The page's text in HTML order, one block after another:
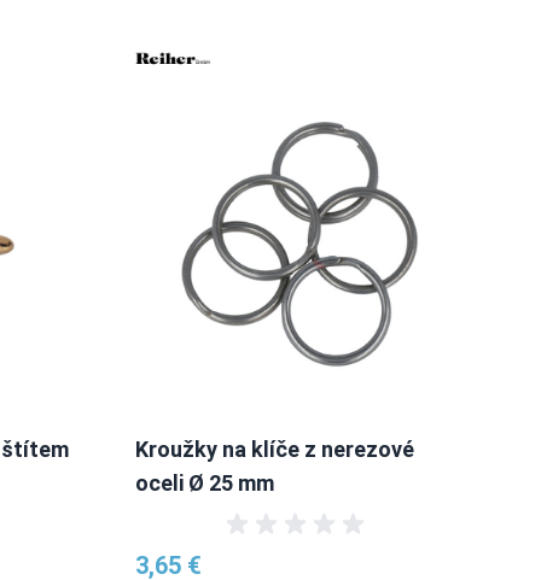
štítem
Kroužky na klíče z nerezové
oceli Ø 25 mm
3,65 €